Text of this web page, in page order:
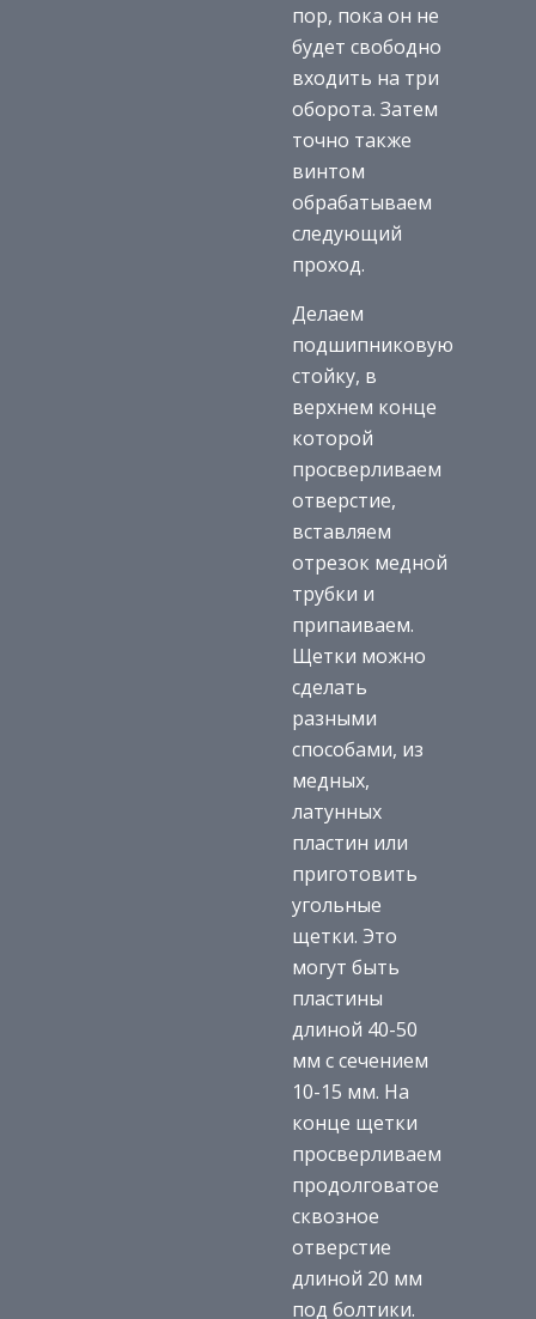
пор, пока он не
будет свободно
входить на три
оборота. Затем
точно также
винтом
обрабатываем
следующий
проход.
Делаем
подшипниковую
стойку, в
верхнем конце
которой
просверливаем
отверстие,
вставляем
отрезок медной
трубки и
припаиваем.
Щетки можно
сделать
разными
способами, из
медных,
латунных
пластин или
приготовить
угольные
щетки. Это
могут быть
пластины
длиной 40-50
мм с сечением
10-15 мм. На
конце щетки
просверливаем
продолговатое
сквозное
отверстие
длиной 20 мм
под болтики.